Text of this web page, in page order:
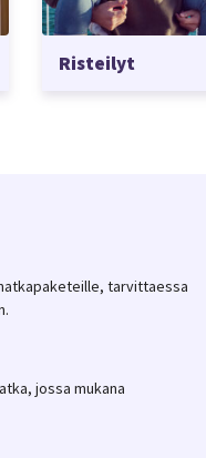
Risteilyt
tarvittaessa
jossa mukana